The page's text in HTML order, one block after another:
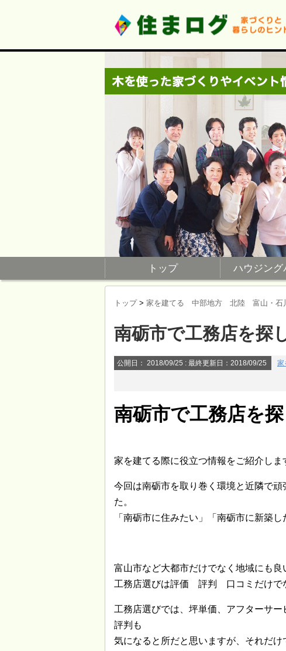
トップ ハウジング
トップ > 家を建てる 中部地方 北陸 富山・石
南砺市で工務店を探
公開日： 2018/09/25 : 最終更新日：2018/09/25
南砺市で工務店を
家を建てる際に役立つ情報をご紹介しま
今回は南砺市を取り巻く環境と近隣で
た。
「南砺市に住みたい」「南砺市に新築
富山市など大都市だけでなく地域にも良
工務店選びは評価 評判 口コミだけで
工務店選びでは、坪単価、アフターサ
評判も
気になると所だと思いますが、それだ